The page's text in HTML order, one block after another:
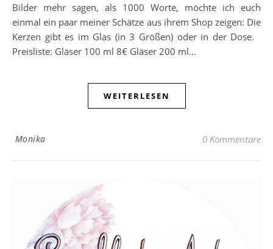
Bilder mehr sagen, als 1000 Worte, möchte ich euch
einmal ein paar meiner Schätze aus ihrem Shop zeigen: Die
Kerzen gibt es im Glas (in 3 Größen) oder in der Dose.
Preisliste: Gläser 100 ml 8€ Gläser 200 ml…
WEITERLESEN
Monika 0 Kommentare